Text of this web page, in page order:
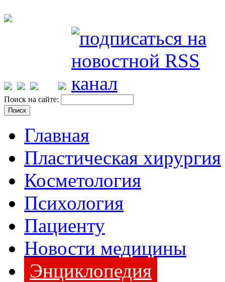
Поиск на сайте:
Главная
Пластическая хирургия
Косметология
Психология
Пациенту
Новости медицины
Энциклопедия